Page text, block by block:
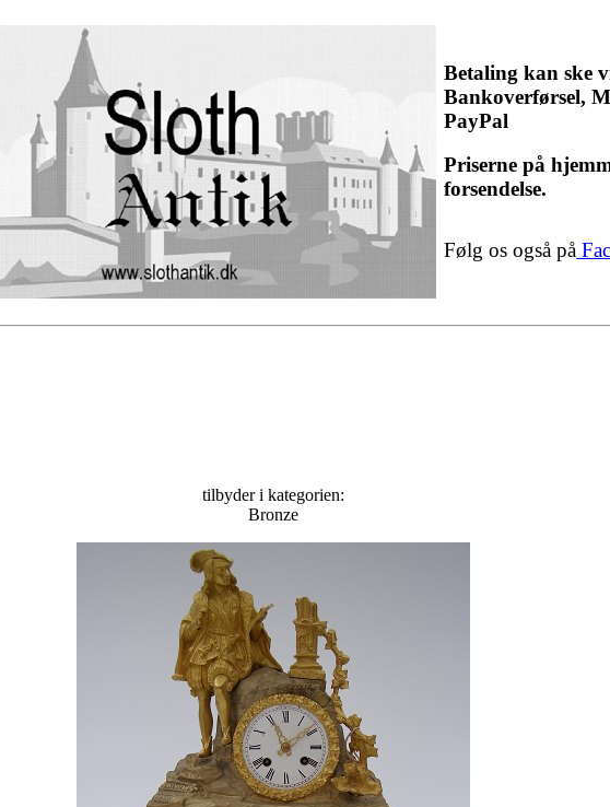
Betaling kan ske
Bankoverførsel,
PayPal
Priserne på
forsendelse.
Følg os også på
tilbyder i kategorien:
Bronze